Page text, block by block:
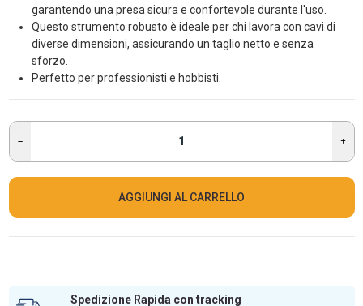
garantendo una presa sicura e confortevole durante l'uso.
Questo strumento robusto è ideale per chi lavora con cavi di
diverse dimensioni, assicurando un taglio netto e senza
sforzo.
Perfetto per professionisti e hobbisti.
AGGIUNGI AL CARRELLO
Spedizione Rapida con tracking